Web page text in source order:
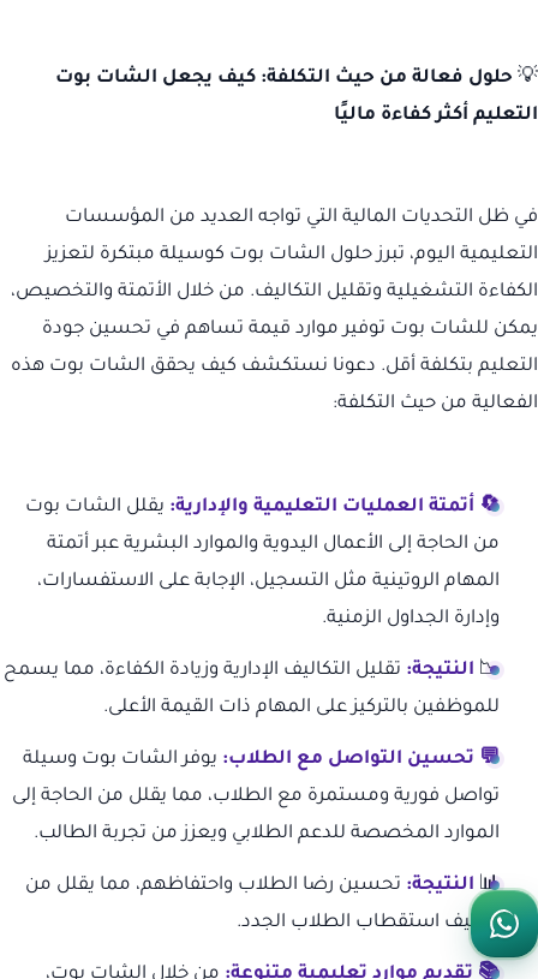
💡 حلول فعالة من حيث التكلفة: كيف يجعل الشات بوت
التعليم أكثر كفاءة ماليًا
في ظل التحديات المالية التي تواجه العديد من المؤسسات
التعليمية اليوم، تبرز حلول الشات بوت كوسيلة مبتكرة لتعزيز
الكفاءة التشغيلية وتقليل التكاليف. من خلال الأتمتة والتخصيص،
يمكن للشات بوت توفير موارد قيمة تساهم في تحسين جودة
التعليم بتكلفة أقل. دعونا نستكشف كيف يحقق الشات بوت هذه
الفعالية من حيث التكلفة:
🔄 أتمتة العمليات التعليمية والإدارية: يقلل الشات بوت
من الحاجة إلى الأعمال اليدوية والموارد البشرية عبر أتمتة
المهام الروتينية مثل التسجيل، الإجابة على الاستفسارات،
وإدارة الجداول الزمنية.
📉 النتيجة: تقليل التكاليف الإدارية وزيادة الكفاءة، مما يسمح
للموظفين بالتركيز على المهام ذات القيمة الأعلى.
💬 تحسين التواصل مع الطلاب: يوفر الشات بوت وسيلة
تواصل فورية ومستمرة مع الطلاب، مما يقلل من الحاجة إلى
الموارد المخصصة للدعم الطلابي ويعزز من تجربة الطالب.
📊 النتيجة: تحسين رضا الطلاب واحتفاظهم، مما يقلل من
تكاليف استقطاب الطلاب الجدد.
📚 تقديم موارد تعليمية متنوعة: من خلال الشات بوت،